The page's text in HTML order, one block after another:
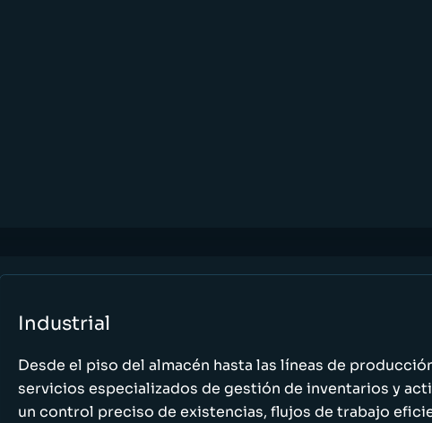
Industrial
Desde el piso del almacén hasta las líneas de
servicios especializados de gestión de inventarios y
un control preciso de existencias, flujos de trabajo